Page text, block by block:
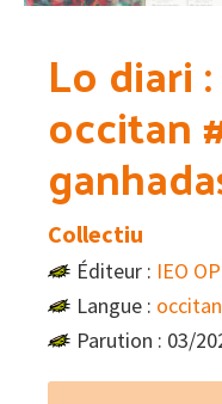
Lo diari
occitan
Collectiu
Éditeur : IEO
Langue : occitan
Parution : 03/